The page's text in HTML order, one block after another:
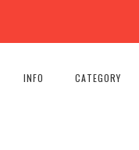
INFO CATEGORY